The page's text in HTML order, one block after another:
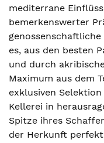
mediterrane
bemerkenswerter
es, aus den besten
und durch
Maximum aus dem
exklusiven
Kellerei in
Spitze ihres
der Herkunft